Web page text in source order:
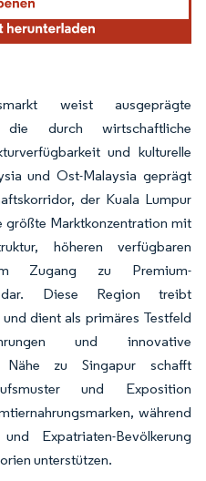
weist ausgeprägte
durch wirtschaftliche
und kulturelle
und Ost-Malaysia geprägt
der Kuala Lumpur
größte Marktkonzentration mit
höheren verfügbaren
Zugang zu Premium-
dar. Diese Region treibt
dient als primäres Testfeld
und innovative
Nähe zu Singapur schafft
und Exposition
während
Expatriaten-Bevölkerung
unterstützen.